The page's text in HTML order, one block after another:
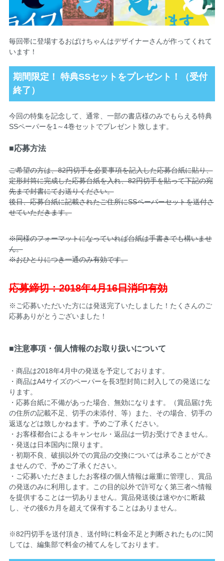
毎回帯に登場するおばけちゃんはデザイナーさんが作ってくれて
います！
期間限定！ 特典SSセットをプレゼント！（受付
終了）
今回の特集を記念して、通常、一部の書店様のみでもらえる特典
SSペーパーを1～4巻セットでプレゼント致します。
■応募方法
ご希望の方は、82円切手を必要事項を記入した応募台紙に貼り、
定形封筒に完成した応募台紙を入れ、82円切手を貼って下記の宛
先まで封書にてお送りください。
後日、応募台紙に記載されたご住所にSSペーパーセットを送付さ
せていただきます。
※同様のフォーマットになっていれば台紙は手書きでも構いませ
ん。
※おひとりにつき一通のみ有効です。
応募締切：2018年4月16日消印有効
※ご応募いただいた方には発送完了いたしました！たくさんのご
応募ありがとうございました！
■注意事項・個人情報のお取り扱いについて
・商品は2018年4月中の発送を予定しております。
・商品はA4サイズのペーパーを長3型封筒に封入しての発送にな
ります。
・応募台紙に不備があった場合、無効になります。（賞品届け先
の住所の記載不足、切手の未添付、等）また、その場合、切手の
返送などは致しかねます。予めご了承ください。
・お客様都合によるキャンセル・返品は一切お受けできません。
・発送は日本国内に限ります。
・初期不良、破損以外での賞品の交換については承ることができ
ませんので、予めご了承ください。
・ご応募いただきましたお客様の個人情報は厳重に管理し、賞品
の発送のみに利用します。この目的以外で許可なく第三者へ情報
を提供することは一切ありません。賞品発送後は速やかに断裁
し、その後6カ月を超えて保有することはありません。
※82円切手を送付頂き、送付時に料金不足と判断されたものに関
しては、編集部で料金の補てんをしております。